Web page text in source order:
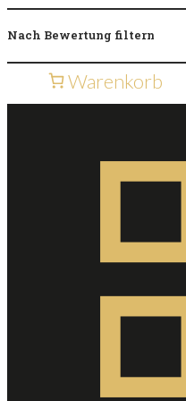
Nach Bewertung filtern
Warenkorb